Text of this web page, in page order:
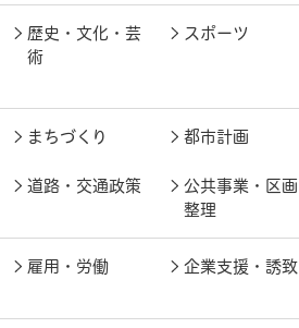
歴史・文化・芸
術
スポーツ
まちづくり 都市計画
道路・交通政策
公共事業・区画
整理
雇用・労働 企業支援・誘致